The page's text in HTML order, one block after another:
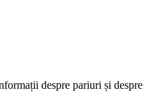
despre pariuri și despre